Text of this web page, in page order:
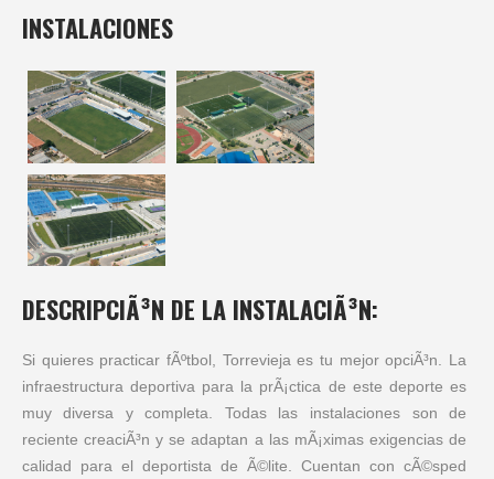
INSTALACIONES
DESCRIPCIÃ³N DE LA INSTALACIÃ³N:
Si quieres practicar fÃºtbol, Torrevieja es tu mejor opciÃ³n. La
infraestructura deportiva para la prÃ¡ctica de este deporte es
muy diversa y completa. Todas las instalaciones son de
reciente creaciÃ³n y se adaptan a las mÃ¡ximas exigencias de
calidad para el deportista de Ã©lite. Cuentan con cÃ©sped